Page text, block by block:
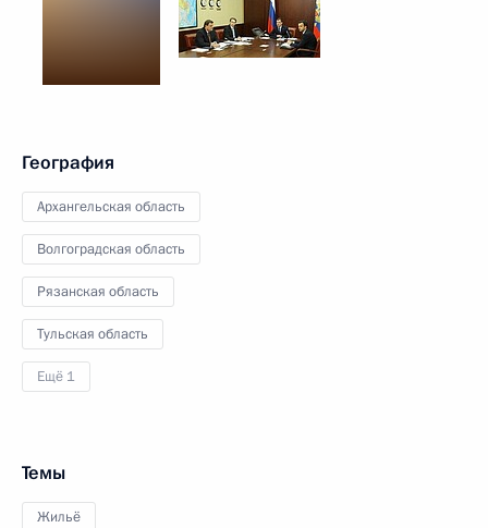
География
Архангельская область
Волгоградская область
Рязанская область
Тульская область
Ещё 1
Темы
Жильё